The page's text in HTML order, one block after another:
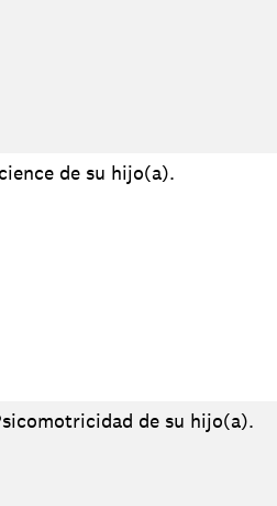
de su hijo(a).
de su hijo(a).